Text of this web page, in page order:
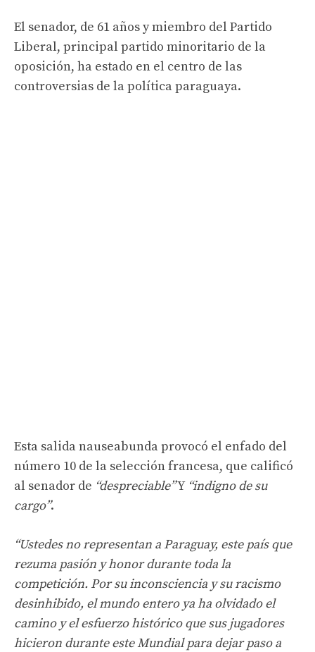
El senador, de 61 años y miembro del Partido
Liberal, principal partido minoritario de la
oposición, ha estado en el centro de las
controversias de la política paraguaya.
Esta salida nauseabunda provocó el enfado del
número 10 de la selección francesa, que calificó
al senador de “despreciable”Y “indigno de su
cargo”.
“Ustedes no representan a Paraguay, este país que
rezuma pasión y honor durante toda la
competición. Por su inconsciencia y su racismo
desinhibido, el mundo entero ya ha olvidado el
camino y el esfuerzo histórico que sus jugadores
hicieron durante este Mundial para dejar paso a